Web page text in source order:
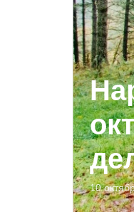
10